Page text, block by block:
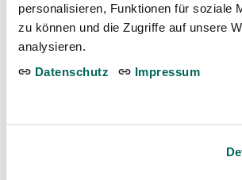
personalisieren, Funktionen für soziale
zu können und die Zugriffe auf unsere
analysieren.
Datenschutz
Impressum
OnlineshopLink öffnet in neuem Fenster
Kontakt
Website durchsuchen
Actualités › Podcast › Podcast – Unterwasser